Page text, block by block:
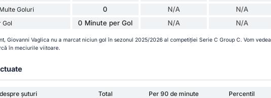
Goluri 0 N/A N/A
Gol 0 Minute per Gol N/A N/A
Giovanni Vaglica nu a marcat niciun gol în sezonul 2025/2026 al competiției Serie C Group C. Vom vedea
în meciurile viitoare.
șuturi Total Per 90 de minute
Percentil